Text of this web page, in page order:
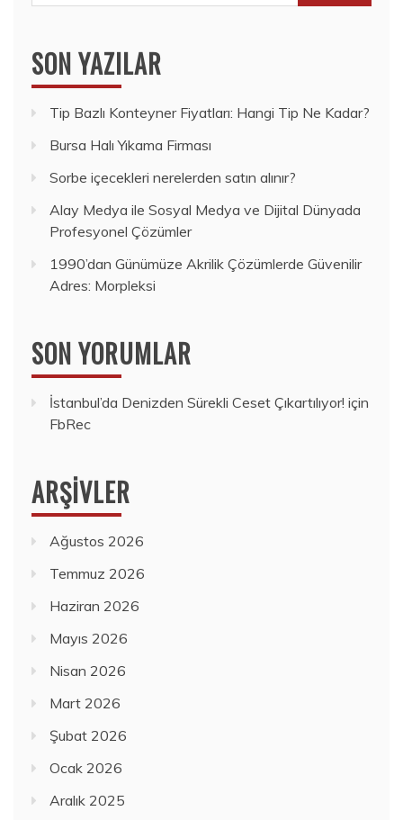
SON YAZILAR
Tip Bazlı Konteyner Fiyatları: Hangi Tip Ne Kadar?
Bursa Halı Yıkama Firması
Sorbe içecekleri nerelerden satın alınır?
Alay Medya ile Sosyal Medya ve Dijital Dünyada
Profesyonel Çözümler
1990’dan Günümüze Akrilik Çözümlerde Güvenilir
Adres: Morpleksi
SON YORUMLAR
İstanbul’da Denizden Sürekli Ceset Çıkartılıyor! için
FbRec
ARŞIVLER
Ağustos 2026
Temmuz 2026
Haziran 2026
Mayıs 2026
Nisan 2026
Mart 2026
Şubat 2026
Ocak 2026
Aralık 2025